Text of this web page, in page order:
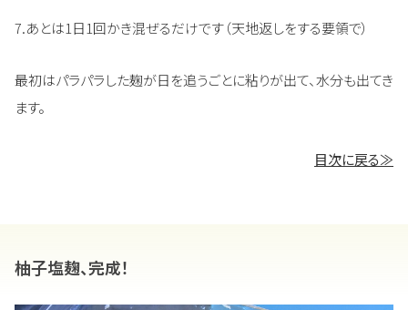
7.あとは1日1回かき混ぜるだけです（天地返しをする要領で）
最初はパラパラした麹が日を追うごとに粘りが出て、水分も出てき
ます。
目次に戻る≫
柚子塩麹、完成！